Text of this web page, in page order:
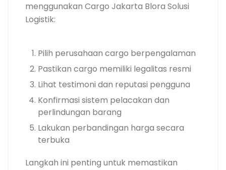
menggunakan Cargo Jakarta Blora Solusi
Logistik:
Pilih perusahaan cargo berpengalaman
Pastikan cargo memiliki legalitas resmi
Lihat testimoni dan reputasi pengguna
Konfirmasi sistem pelacakan dan
perlindungan barang
Lakukan perbandingan harga secara
terbuka
Langkah ini penting untuk memastikan